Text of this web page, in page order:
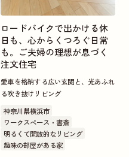
ロードバイクで出かける休
日も、心からくつろぐ日常
も。ご夫婦の理想が息づく
注文住宅
愛車を格納する広い玄関と、光あふれ
る吹き抜けリビング
神奈川県横浜市
ワークスペース・書斎
明るくて開放的なリビング
趣味の部屋がある家